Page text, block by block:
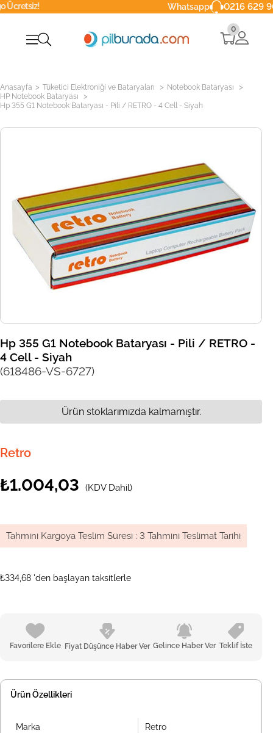
Whatsapp 0216 629 90 40
0
Anasayfa > Tüketici Elektroniği ve Bataryaları > Notebook Bataryası >
HP Notebook Bataryası >
Hp 355 G1 Notebook Bataryası - Pili / RETRO - 4 Cell - Siyah
Hp 355 G1 Notebook Bataryası - Pili / RETRO -
4 Cell - Siyah
(618486-VS-6727)
Retro
₺1.004,03 (KDV Dahil)
Tahmini Kargoya Teslim Süresi : 3 Tahmini Teslimat Tarihi
₺334,68 'den başlayan taksitlerle
Favorilere Ekle Fiyat Düşünce Haber Ver Gelince Haber Ver Teklif İste
Ürün stoklarımızda kalmamıştır.
Ürün Özellikleri
Marka Retro